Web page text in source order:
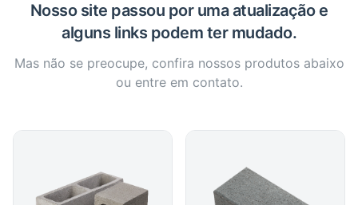
Nosso site passou por uma atualização e
alguns links podem ter mudado.
Mas não se preocupe, confira nossos produtos abaixo
ou entre em contato.